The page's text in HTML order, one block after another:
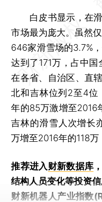
白皮书显示，在滑
市场最为庞大。虽然
646家滑雪场的3.7%
达到了171万，占中国
在各省、自治区、直
北和吉林位列2至4位
年的85万激增至2016
吉林的滑雪人次增长
万增至2016年的118万
推荐进入财新数据库
结构人员变化等投资信
财新机器人产业指数